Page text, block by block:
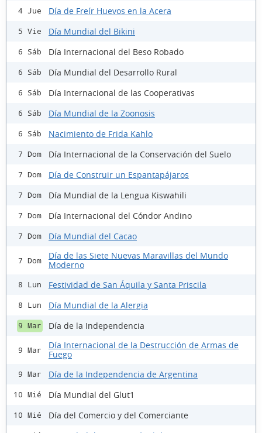
4 Jue Día de Freír Huevos en la Acera
5 Vie Día Mundial del Bikini
6 Sáb Día Internacional del Beso Robado
6 Sáb Día Mundial del Desarrollo Rural
6 Sáb Día Internacional de las Cooperativas
6 Sáb Día Mundial de la Zoonosis
6 Sáb Nacimiento de Frida Kahlo
7 Dom Día Internacional de la Conservación del Suelo
7 Dom Día de Construir un Espantapájaros
7 Dom Día Mundial de la Lengua Kiswahili
7 Dom Día Internacional del Cóndor Andino
7 Dom Día Mundial del Cacao
7 Dom
Día de las Siete Nuevas Maravillas del Mundo
Moderno
8 Lun Festividad de San Áquila y Santa Priscila
8 Lun Día Mundial de la Alergia
9 Mar Día de la Independencia
9 Mar
Día Internacional de la Destrucción de Armas de
Fuego
9 Mar Día de la Independencia de Argentina
10 Mié Día Mundial del Glut1
10 Mié Día del Comercio y del Comerciante